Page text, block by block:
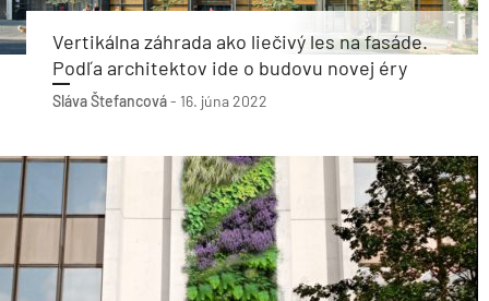
Vertikálna záhrada ako liečivý les na fasáde.
Podľa architektov ide o budovu novej éry
Sláva Štefancová- 16. júna 2022